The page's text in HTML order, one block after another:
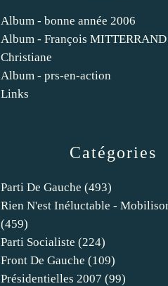
Catégories
Parti De Gauche (493)
Rien N'est Inéluctable -
(459)
Parti Socialiste (224)
Front De Gauche (109)
Présidentielles 2007 (99)
Album - bonne année 2006
Album - François MITTERRAND
Christiane
Album - prs-en-action
Links